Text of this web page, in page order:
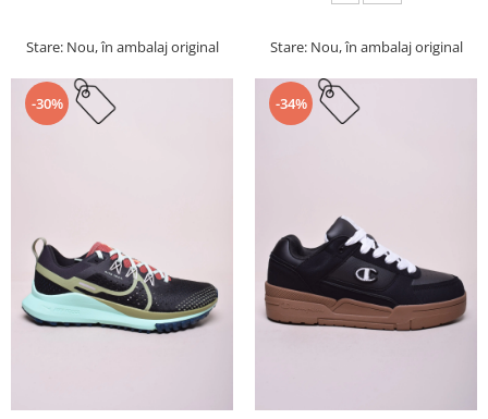
Stare: Nou, în ambalaj original Stare: Nou, în ambalaj original
-30% -34%